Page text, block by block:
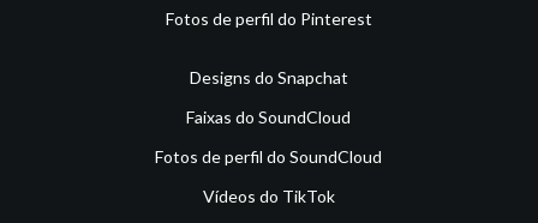
Fotos de perfil do Pinterest
Designs do Snapchat
Faixas do SoundCloud
Fotos de perfil do SoundCloud
Vídeos do TikTok